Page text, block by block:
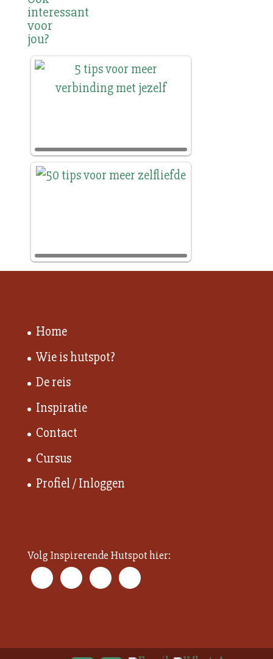
interessant
voor
jou?
Home
Wie is hutspot?
De reis
Inspiratie
Contact
Cursus
Profiel / Inloggen
Volg Inspirerende Hutspot hier: